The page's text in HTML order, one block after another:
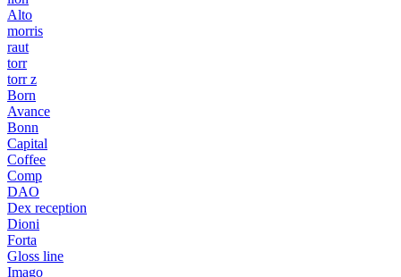
Alto
morris
raut
torr
torr z
Born
Avance
Bonn
Capital
Coffee
Comp
DAO
Dex reception
Dioni
Forta
Gloss line
Imago